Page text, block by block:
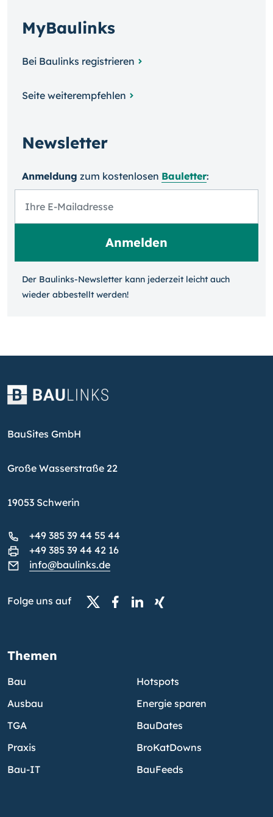
MyBaulinks
Bei Baulinks registrieren
Seite weiterempfehlen
Newsletter
Anmeldung zum kosten­losen Bauletter:
Der Baulinks-Newsletter kann jeder­zeit leicht auch
wieder ab­bestellt werden!
BauSites GmbH
Große Wasserstraße 22
19053 Schwerin
+49 385 39 44 55 44
+49 385 39 44 42 16
info@baulinks.de
Folge uns auf
Themen
Bau
Ausbau
TGA
Praxis
Bau-IT
Hotspots
Energie sparen
BauDates
BroKatDowns
BauFeeds